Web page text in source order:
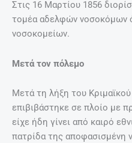
Στις 16 Μαρτίου 1856
τομέα αδελφών νοσοκόμων
νοσοκομείων.
Μετά τον πόλεμο
Μετά τη λήξη του
επιβιβάστηκε σε πλοίο με
είχε ήδη γίνει από καιρό
πατρίδα της αποφασισμένη